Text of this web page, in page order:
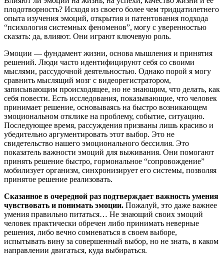
плодотворность? Исходя из своего более чем тридцатилетнего
опыта изучения эмоций, открытия и патентования подхода
“психология системных феноменов”, могу с уверенностью
сказать: да, влияют. Они играют ключевую роль.
Эмоции — фундамент жизни, основа мышления и принятия
решений. Люди часто идентифицируют себя со своими
мыслями, рассудочной деятельностью. Однако порой я могу
сравнить мыслящий мозг с видеорегистратором,
записывающим происходящее, но не знающим, что делать, как
себя повести. Есть исследования, показывающие, что человек
принимает решение, основываясь на быстро возникающем
эмоциональном отклике на проблему, событие, ситуацию.
Последующее время, рассуждения призваны лишь красиво и
убедительно аргументировать этот выбор. Это не
свидетельство нашего эмоционального бессилия. Это
показатель важности эмоций для выживания. Они помогают
принять решение быстро, гормональное “сопровождение”
мобилизует организм, синхронизирует его системы, позволяя
принятое решение реализовать.
Сказанное в очередной раз подтверждает важность умения
чувствовать и понимать эмоции. Пожалуй, это даже важнее
умения правильно питаться… Не знающий своих эмоций
человек практически обречен либо принимать неверные
решения, либо вечно сомневаться в своем выборе,
испытывать вину за совершенный выбор, но не знать, в каком
направлении двигаться, куда выбираться.